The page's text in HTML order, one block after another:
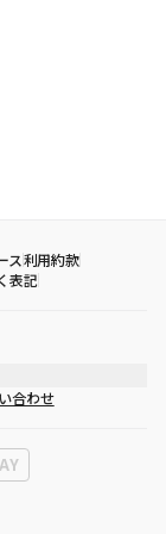
ス利用約款
表記
成洞、coex)
合わせ